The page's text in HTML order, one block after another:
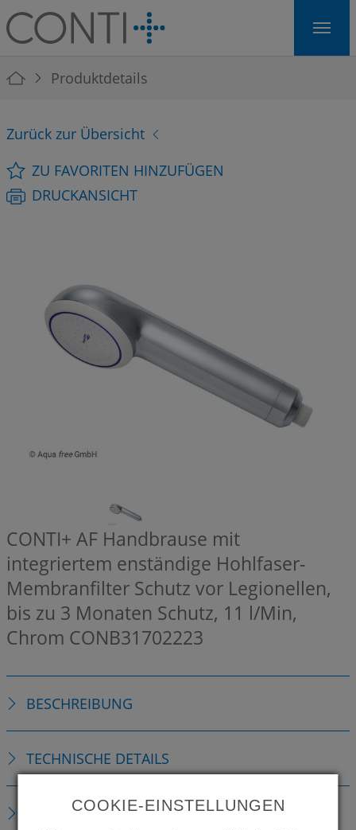
Skip to main navigation
Skip to main content
Skip to page footer
You are here:
Produktdetails
Zurück zur Übersicht
ZU FAVORITEN HINZUFÜGEN
DRUCKANSICHT
CONTI+ AF Handbrause mit
integriertem enständige Hohlfaser-
Membranfilter Schutz vor Legionellen,
bis zu 3 Monaten Schutz, 11 l/Min,
Chrom CONB31702223
BESCHREIBUNG
TECHNISCHE DETAILS
DOWNLOADS
COOKIE-EINSTELLUNGEN